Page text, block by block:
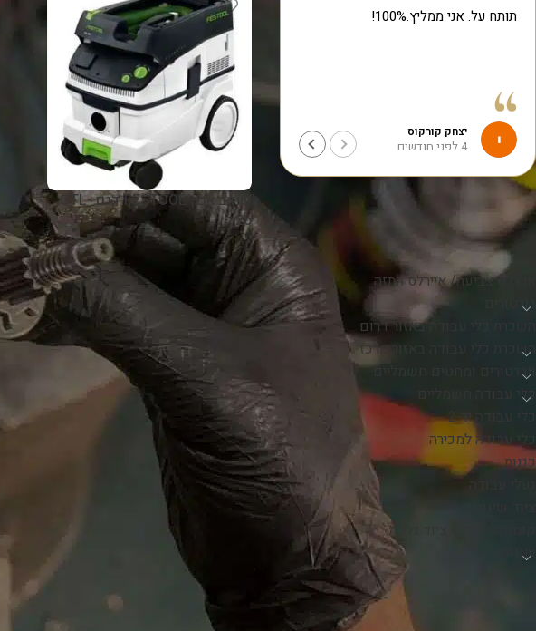
עזרו לי במהירות תודה רבה
יצחק אברמצ'ייב
5 לפני חודשים
תותח על. אני ממליץ.100%!
יצחק קורקוס
4 לפני חודשים
קטגוריות
איירלס צביעה/ איירלס התזה
גנרטורים
השכרת כלי עבודה באזור דרום
השכרת כלי עבודה באזור מרכז
ויברטורים ומחטים חשמליים
כלי עבודה חשמליים
כלי עבודה יד 2
כלי עבודה למכירה
כננות
קומפרסורים + ציוד נלווה
שונות
שואב אבק FESTOOL דגם CTL-
26